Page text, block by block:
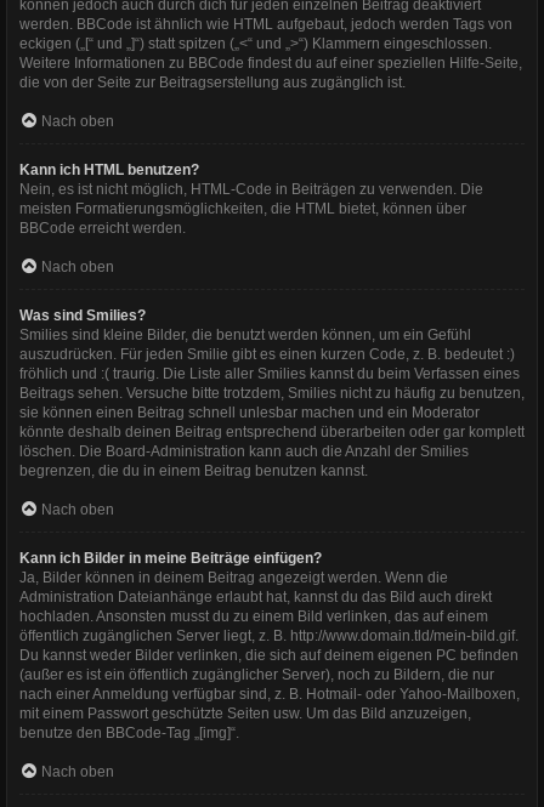
können jedoch auch durch dich für jeden einzelnen Beitrag deaktiviert
werden. BBCode ist ähnlich wie HTML aufgebaut, jedoch werden Tags von
eckigen („[“ und „]“) statt spitzen („<“ und „>“) Klammern eingeschlossen.
Weitere Informationen zu BBCode findest du auf einer speziellen Hilfe-Seite,
die von der Seite zur Beitragserstellung aus zugänglich ist.
Nach oben
Kann ich HTML benutzen?
Nein, es ist nicht möglich, HTML-Code in Beiträgen zu verwenden. Die
meisten Formatierungsmöglichkeiten, die HTML bietet, können über
BBCode erreicht werden.
Nach oben
Was sind Smilies?
Smilies sind kleine Bilder, die benutzt werden können, um ein Gefühl
auszudrücken. Für jeden Smilie gibt es einen kurzen Code, z. B. bedeutet :)
fröhlich und :( traurig. Die Liste aller Smilies kannst du beim Verfassen eines
Beitrags sehen. Versuche bitte trotzdem, Smilies nicht zu häufig zu benutzen,
sie können einen Beitrag schnell unlesbar machen und ein Moderator
könnte deshalb deinen Beitrag entsprechend überarbeiten oder gar komplett
löschen. Die Board-Administration kann auch die Anzahl der Smilies
begrenzen, die du in einem Beitrag benutzen kannst.
Nach oben
Kann ich Bilder in meine Beiträge einfügen?
Ja, Bilder können in deinem Beitrag angezeigt werden. Wenn die
Administration Dateianhänge erlaubt hat, kannst du das Bild auch direkt
hochladen. Ansonsten musst du zu einem Bild verlinken, das auf einem
öffentlich zugänglichen Server liegt, z. B. http://www.domain.tld/mein-bild.gif.
Du kannst weder Bilder verlinken, die sich auf deinem eigenen PC befinden
(außer es ist ein öffentlich zugänglicher Server), noch zu Bildern, die nur
nach einer Anmeldung verfügbar sind, z. B. Hotmail- oder Yahoo-Mailboxen,
mit einem Passwort geschützte Seiten usw. Um das Bild anzuzeigen,
benutze den BBCode-Tag „[img]“.
Nach oben